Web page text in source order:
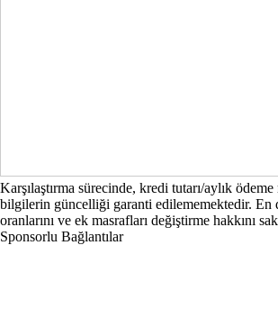
Karşılaştırma sürecinde, kredi tutarı/aylık
bilgilerin güncelliği garanti edilememektedir. En
oranlarını ve ek masrafları değiştirme hakkını
Sponsorlu Bağlantılar